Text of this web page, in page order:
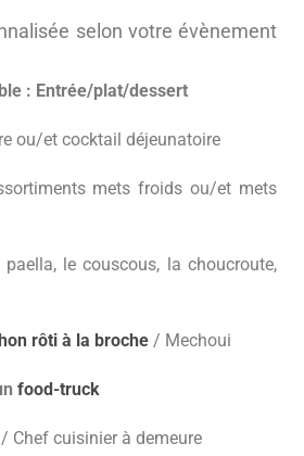
selon votre évènement
: Entrée/plat/dessert
ou/et cocktail déjeunatoire
mets froids ou/et mets
paella, le couscous, la choucroute,
rôti à la broche / Mechoui
food-truck
/ Chef cuisinier à demeure